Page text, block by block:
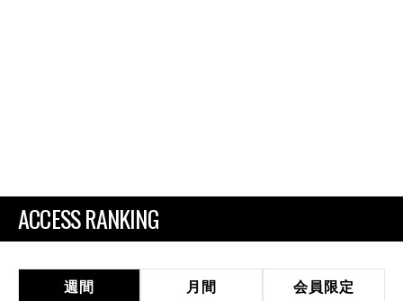
ACCESS RANKING
週間 月間 会員限定